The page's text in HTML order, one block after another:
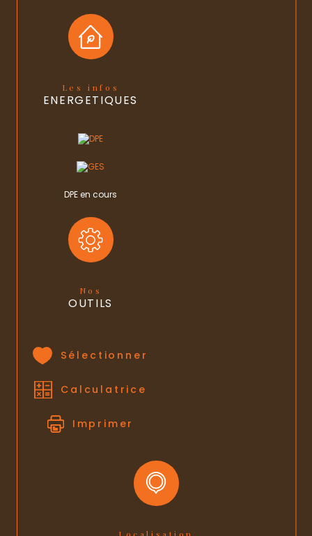
Format de chauffage
Terrasse
Copropriété
Les infos
ENERGETIQUES
DPE en cours
Nos
OUTILS
Sélectionner
Calculatrice
Imprimer
Localisation